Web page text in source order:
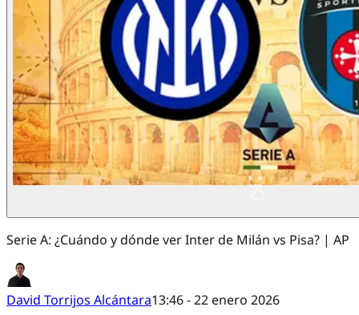
Serie A: ¿Cuándo y dónde ver Inter de Milán vs Pisa? | AP
David Torrijos Alcántara13:46 - 22 enero 2026